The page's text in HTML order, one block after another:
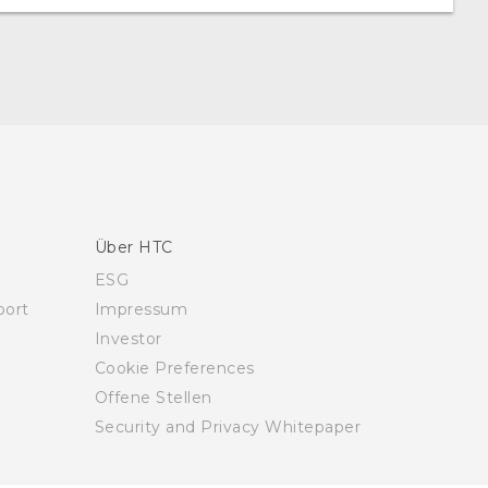
Über HTC
ESG
Impressum
Investor
Cookie Preferences
Offene Stellen
Security and Privacy Whitepaper